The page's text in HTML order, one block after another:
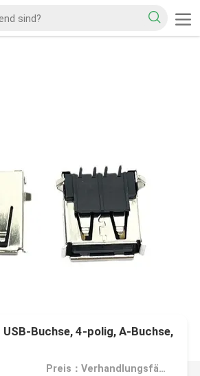
USB-Buchse, 4-polig, A-Buchse,
Preis：Verhandlungsfähig